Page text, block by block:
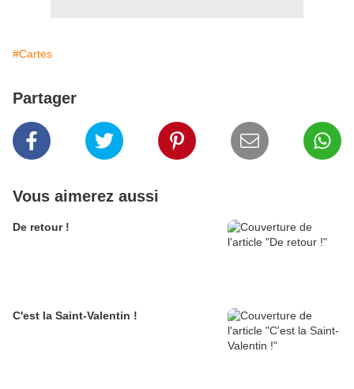
#Cartes
Partager
Vous aimerez aussi
De retour !
C'est la Saint-Valentin !